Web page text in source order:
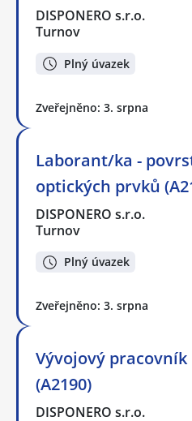
DISPONERO s.r.o.
Turnov
Plný úvazek
Zveřejněno: 3. srpna
Laborant/ka -
optických prvků
DISPONERO s.r.o.
Turnov
Plný úvazek
Zveřejněno: 3. srpna
Vývojový
(A2190)
DISPONERO s.r.o.